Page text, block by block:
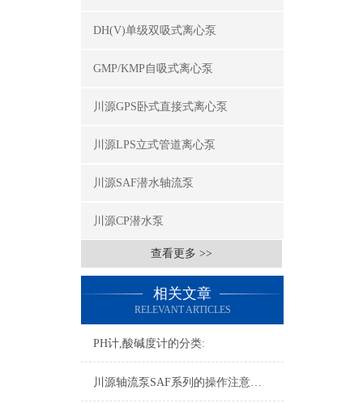
DH(V)单级双吸式离心泵
GMP/KMP自吸式离心泵
川源GPS卧式直接式离心泵
川源LPS立式管道离心泵
川源SAF潜水轴流泵
川源CP潜水泵
查看更多 >>
相关文章
RELEVANT ARTICLES
PH计,酸碱度计的分类:
川源轴流泵SAF系列的操作注意事项